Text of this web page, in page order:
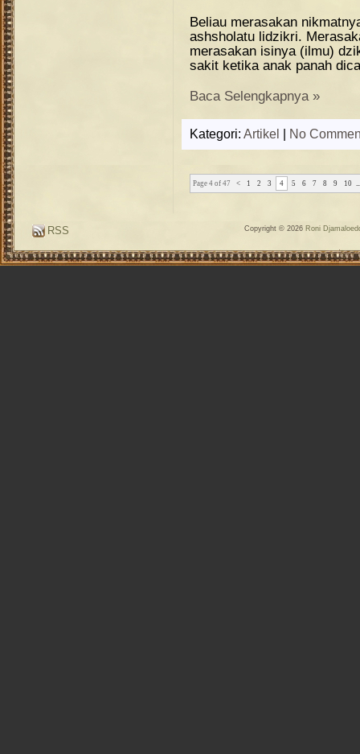
Beliau merasakan
ashsholatu lidzikri.
merasakan isinya (ilmu)
sakit ketika anak panah
Baca Selengkapnya »
Kategori: Artikel No
Page 4 of 47 < 1 2 3 4 5 6 7 8 9 10 ...
Copyright © 2026 Roni
RSS